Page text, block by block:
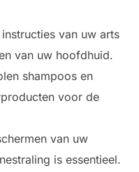
van uw arts
van uw hoofdhuid.
shampoos en
voor de
van uw
is essentieel.